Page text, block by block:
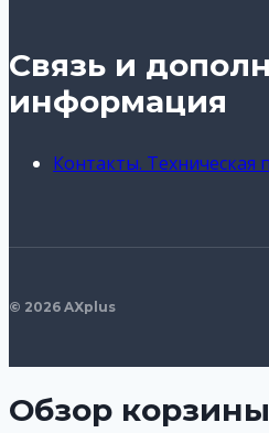
Связь и
информация
Контакты. Техническая
© 2026 AXplus
Обзор корзины